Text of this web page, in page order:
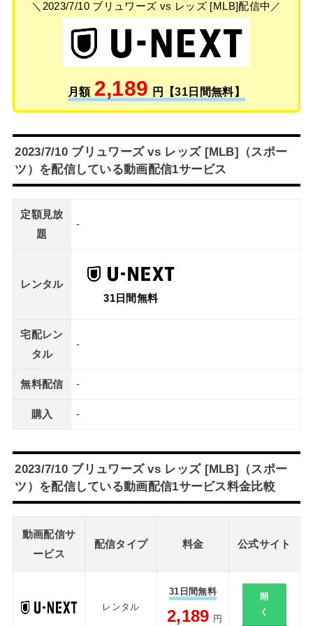
＼2023/7/10 ブリュワーズ vs レッズ [MLB]配信中／
月額 2,189 円【31日間無料】
2023/7/10 ブリュワーズ vs レッズ [MLB]（スポー
ツ）を配信している動画配信1サービス
定額見放
題
-
レンタル
31日間無料
宅配レン
タル
-
無料配信 -
購入 -
2023/7/10 ブリュワーズ vs レッズ [MLB]（スポー
ツ）を配信している動画配信1サービス料金比較
動画配信サ
ービス
配信タイプ 料金 公式サイト
レンタル
31日間無料
2,189 円
開
く